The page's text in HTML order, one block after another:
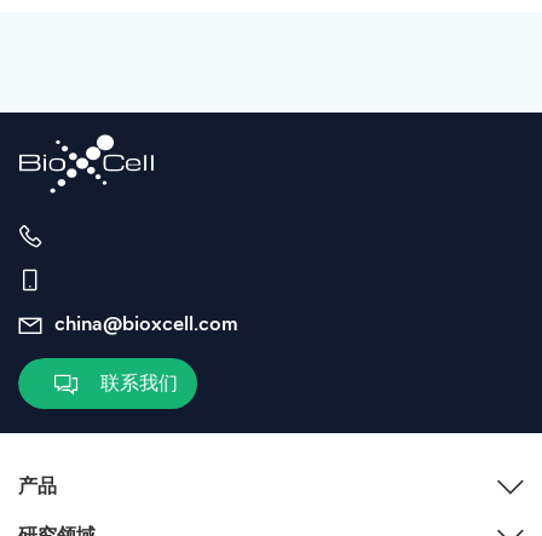
china@bioxcell.com
联系我们
产品